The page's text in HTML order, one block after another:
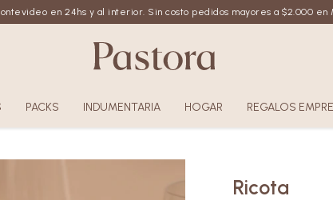
PACKS INDUMENTARIA HOGAR REGALOS
en 24hs y al interior. Sin costo pedidos mayores a $2.000 en
Ricota